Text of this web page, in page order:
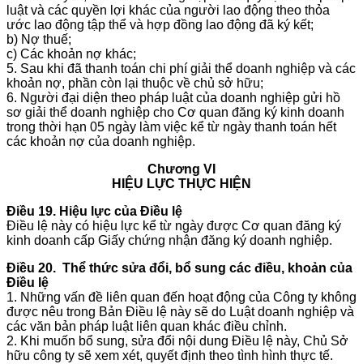
luật và các quyền lợi khác của người lao động theo thỏa
ước lao động tập thể và hợp đồng lao động đã ký kết;
b) Nợ thuế;
c) Các khoản nợ khác;
5. Sau khi đã thanh toán chi phí giải thể doanh nghiệp và các
khoản nợ, phần còn lại thuộc về chủ sở hữu;
6. Người đại diện theo pháp luật của doanh nghiệp gửi hồ
sơ giải thể doanh nghiệp cho Cơ quan đăng ký kinh doanh
trong thời hạn 05 ngày làm việc kể từ ngày thanh toán hết
các khoản nợ của doanh nghiệp.
Chương VI
HIỆU LỰC THỰC HIỆN
Điều 19. Hiệu lực của Điều lệ
Điều lệ này có hiệu lực kể từ ngày được Cơ quan đăng ký
kinh doanh cấp Giấy chứng nhận đăng ký doanh nghiệp.
Điều 20. Thể thức sửa đổi, bổ sung các điều, khoản của
Điều lệ
1. Những vấn đề liên quan đến hoạt động của Công ty không
được nêu trong Bản Điều lệ này sẽ do Luật doanh nghiệp và
các văn bản pháp luật liên quan khác điều chỉnh.
2. Khi muốn bổ sung, sửa đổi nội dung Điều lệ này, Chủ Sở
hữu công ty sẽ xem xét, quyết định theo tình hình thực tế.